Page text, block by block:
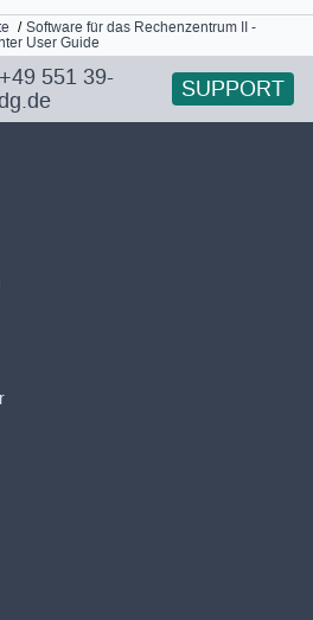
Software für das Rechenzentrum II -
User Guide
+49 551 39-
SUPPORT